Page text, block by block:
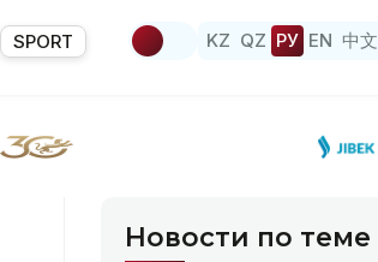
SPORT KZ QZ РУ EN 中文
Новости по теме